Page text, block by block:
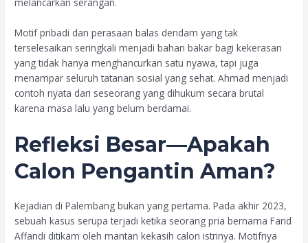
Motif pribadi dan perasaan balas dendam yang tak
terselesaikan seringkali menjadi bahan bakar bagi kekerasan
yang tidak hanya menghancurkan satu nyawa, tapi juga
menampar seluruh tatanan sosial yang sehat. Ahmad menjadi
contoh nyata dari seseorang yang dihukum secara brutal
karena masa lalu yang belum berdamai.
Refleksi Besar—Apakah
Calon Pengantin Aman?
Kejadian di Palembang bukan yang pertama. Pada akhir 2023,
sebuah kasus serupa terjadi ketika seorang pria bernama Farid
Affandi ditikam oleh mantan kekasih calon istrinya. Motifnya